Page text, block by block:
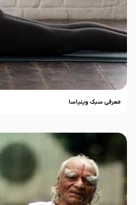
معرفی سبک وینیاسا